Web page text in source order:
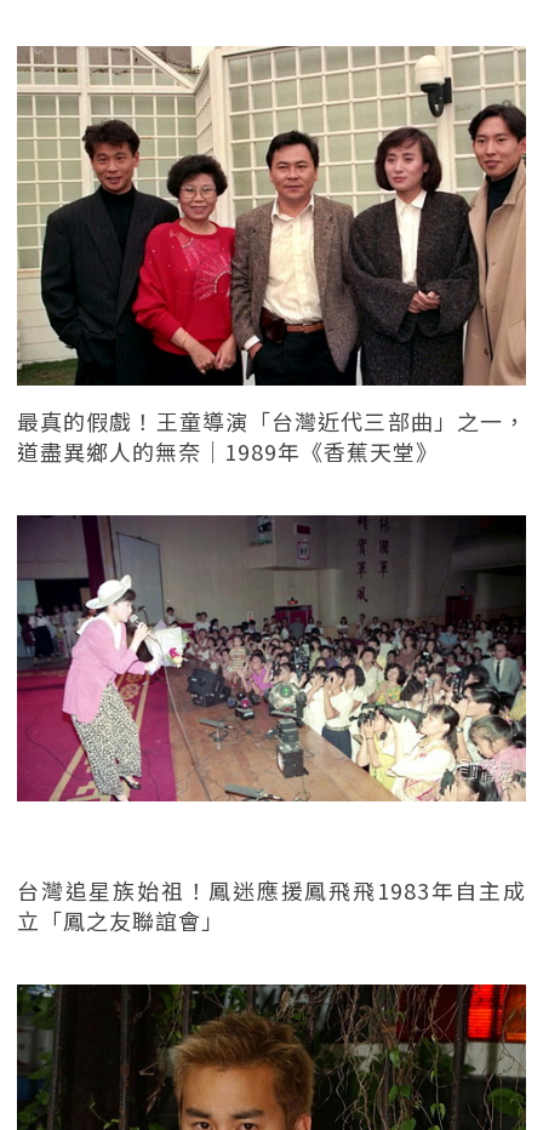
最真的假戲！王童導演「台灣近代三部曲」之一，
道盡異鄉人的無奈｜1989年《香蕉天堂》
台灣追星族始祖！鳳迷應援鳳飛飛1983年自主成
立「鳳之友聯誼會」